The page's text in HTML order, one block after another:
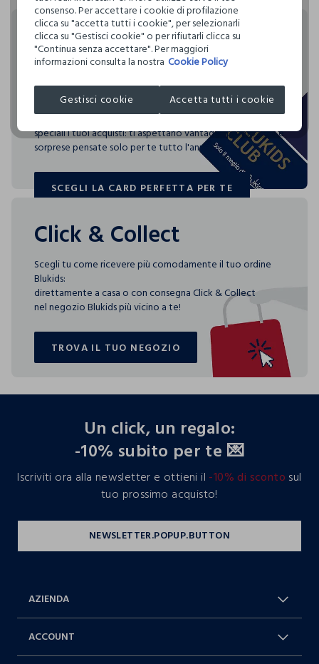
NON LAVARE A SECCO
ASCIUGATURA A TAMBURO AMMESSA TEMPERATURA
TEMPERATURA MASSIMA DELLA PIASTRA DEL FERRO
150°C
Per la realizzazione di questo capo sono stati
emessi3,38 kg di CO2
Indica quanto questo prodotto è facilmente
riciclabile
0.00
3 specifici indici consentono di scoprire, per ogni capo,
definito per l’uso di sostanze chimiche, talvolta anche più
restrittivi rispetto a quelli previsti dalla normativa
internazionale.
Clicca qui per vedere i dettagli
I nostri fornitori
REEDISHA TEXSTRIPE LIMITED
MADE IN BANGLADESH
cambiare idea e restituire i prodotti che hai acquistato.
Rendi speciali i tuoi
acquisti
Blukids card e Blukids Club sono le carte fedeltà che
rendono
speciali i tuoi acquisti: ti aspettano vantaggi, promozioni e
sorprese pensate solo per te tutto l'anno!
SCEGLI LA CARD PERFETTA PER TE
SCEGLI LA CARD PERFETTA PER TE
Click & Collect
Scegli tu come ricevere più comodamente il tuo ordine
Blukids:
direttamente a casa o con consegna Click & Collect
nel negozio Blukids più vicino a te!
TROVA IL TUO NEGOZIO
TROVA IL TUO NEGOZIO
Un click, un regalo:
-10% subito per te 💌
Iscriviti ora alla newsletter e ottieni il -10% di sconto sul
tuo prossimo acquisto!
AZIENDA
ACCOUNT
consenso. Per accettare i cookie di profilazione
clicca su "accetta tutti i cookie", per selezionarli
clicca su "Gestisci cookie" o per rifiutarli clicca su
"Continua senza accettare". Per maggiori
informazioni consulta la nostra Cookie Policy
Gestisci cookie Accetta tutti i cookie